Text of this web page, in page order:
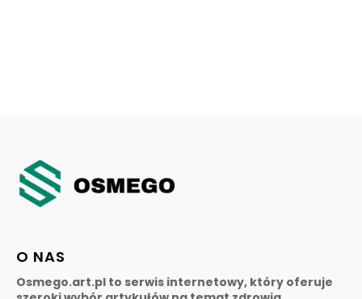
O NAS
Osmego.art.pl to serwis internetowy, który oferuje